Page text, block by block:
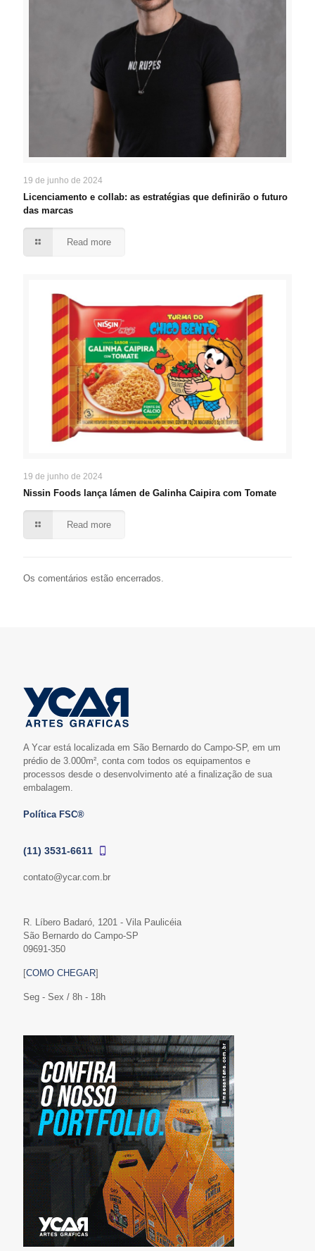
19 de junho de 2024
Licenciamento e collab: as estratégias que definirão o futuro
das marcas
Read more
19 de junho de 2024
Nissin Foods lança lámen de Galinha Caipira com Tomate
Read more
Os comentários estão encerrados.
A Ycar está localizada em São Bernardo do Campo-SP, em um
prédio de 3.000m², conta com todos os equipamentos e
processos desde o desenvolvimento até a finalização de sua
embalagem.
Política FSC®
(11) 3531-6611
contato@ycar.com.br
R. Líbero Badaró, 1201 - Vila Paulicéia
São Bernardo do Campo-SP
09691-350
[COMO CHEGAR]
Seg - Sex / 8h - 18h